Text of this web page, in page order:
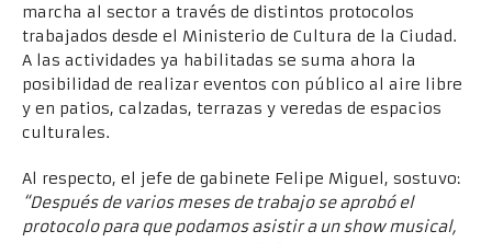
marcha al sector a través de distintos protocolos
trabajados desde el Ministerio de Cultura de la Ciudad.
A las actividades ya habilitadas se suma ahora la
posibilidad de realizar eventos con público al aire libre
y en patios, calzadas, terrazas y veredas de espacios
culturales.
Al respecto, el jefe de gabinete Felipe Miguel, sostuvo:
“Después de varios meses de trabajo se aprobó el
protocolo para que podamos asistir a un show musical,